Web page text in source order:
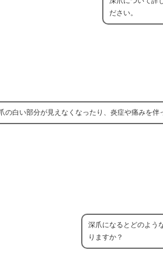
ださい。
白い部分が見えなくなったり、炎症や痛みを伴
深爪になるとどのよう
りますか？